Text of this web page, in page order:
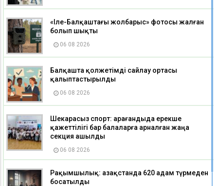
«Іле-Балқаштағы жолбарыс» фотосы жалған
болып шықты
06 08 2026
Балқашта қолжетімді сайлау ортасы
қалыптастырылды
06 08 2026
Шекарасыз спорт: Қарағандыда ерекше
қажеттілігі бар балаларға арналған жаңа
секция ашылды
06 08 2026
Рақымшылық: Қазақстанда 620 адам түрмеден
босатылды